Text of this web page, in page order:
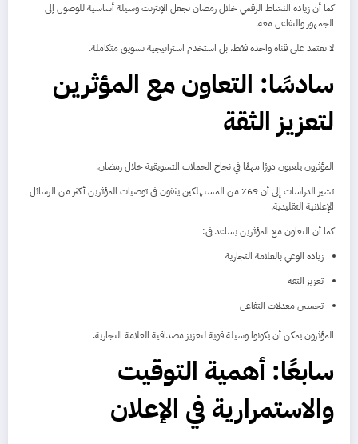
كما أن زيادة النشاط الرقمي خلال رمضان تجعل الإنترنت وسيلة أساسية للوصول إلى
الجمهور والتفاعل معه.
لا تعتمد على قناة واحدة فقط، بل استخدم استراتيجية تسويق متكاملة.
سادسًا: التعاون مع المؤثرين
لتعزيز الثقة
المؤثرون يلعبون دورًا مهمًا في نجاح الحملات التسويقية خلال رمضان.
تشير الدراسات إلى أن 69٪ من المستهلكين يثقون في توصيات المؤثرين أكثر من الرسائل
الإعلانية التقليدية.
كما أن التعاون مع المؤثرين يساعد في:
زيادة الوعي بالعلامة التجارية
تعزيز الثقة
تحسين معدلات التفاعل
المؤثرون يمكن أن يكونوا وسيلة قوية لتعزيز مصداقية العلامة التجارية.
سابعًا: أهمية التوقيت
والاستمرارية في الإعلان